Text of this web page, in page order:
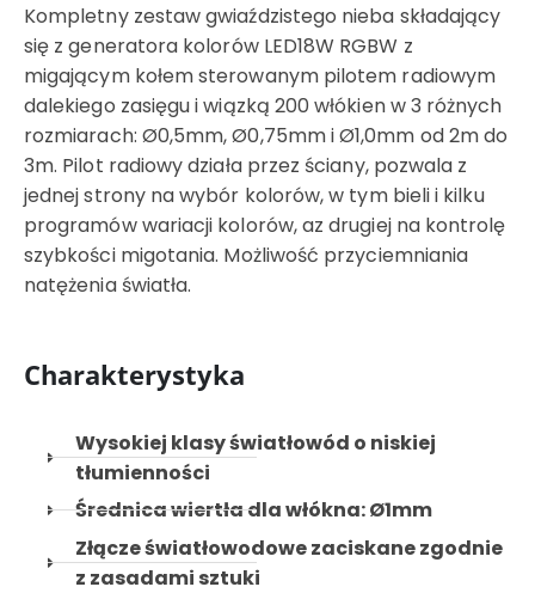
Kompletny zestaw gwiaździstego nieba składający
się z generatora kolorów LED18W RGBW z
migającym kołem sterowanym pilotem radiowym
dalekiego zasięgu i wiązką 200 włókien w 3 różnych
rozmiarach: Ø0,5mm, Ø0,75mm i Ø1,0mm od 2m do
3m. Pilot radiowy działa przez ściany, pozwala z
jednej strony na wybór kolorów, w tym bieli i kilku
programów wariacji kolorów, az drugiej na kontrolę
szybkości migotania. Możliwość przyciemniania
natężenia światła.
Charakterystyka
Wysokiej klasy światłowód o niskiej
tłumienności
Średnica wiertła dla włókna: Ø1mm
Złącze światłowodowe zaciskane zgodnie
z zasadami sztuki